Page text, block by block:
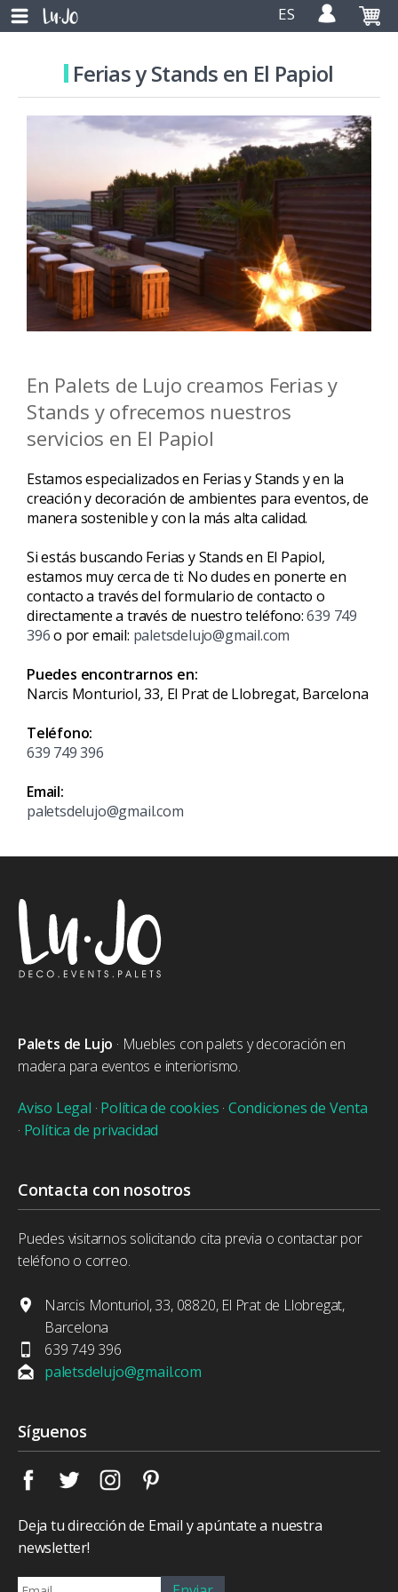
ES
Ferias y Stands en El Papiol
En Palets de Lujo creamos Ferias y
Stands y ofrecemos nuestros
servicios en El Papiol
Estamos especializados en Ferias y Stands y en la
creación y decoración de ambientes para eventos, de
manera sostenible y con la más alta calidad.
Si estás buscando Ferias y Stands en El Papiol,
estamos muy cerca de ti: No dudes en ponerte en
contacto a través del formulario de contacto o
directamente a través de nuestro teléfono:639 749
396o por email: paletsdelujo@gmail.com
Puedes encontrarnos en:
Narcis Monturiol, 33, El Prat de Llobregat, Barcelona
Teléfono:
639 749 396
Email:
paletsdelujo@gmail.com
Palets de Lujo · Muebles con palets y decoración en
madera para eventos e interiorismo.
Aviso Legal · Política de cookies · Condiciones de Venta
· Política de privacidad
Contacta con nosotros
Puedes visitarnos solicitando cita previa o contactar por
teléfono o correo.
Narcis Monturiol, 33, 08820, El Prat de Llobregat,
Barcelona
639 749 396
paletsdelujo@gmail.com
Síguenos
Deja tu dirección de Email y apúntate a nuestra
newsletter!